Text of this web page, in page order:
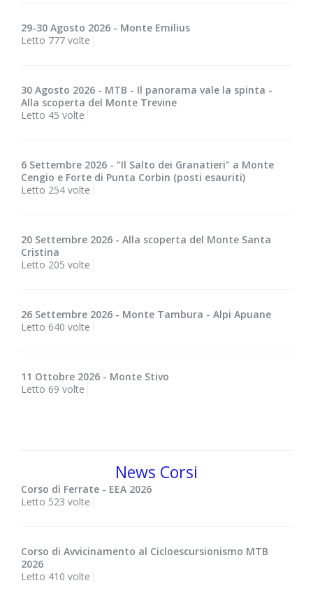
29-30 Agosto 2026 - Monte Emilius
Letto 777 volte
30 Agosto 2026 - MTB - Il panorama vale la spinta -
Alla scoperta del Monte Trevine
Letto 45 volte
6 Settembre 2026 - "Il Salto dei Granatieri" a Monte
Cengio e Forte di Punta Corbin (posti esauriti)
Letto 254 volte
20 Settembre 2026 - Alla scoperta del Monte Santa
Cristina
Letto 205 volte
26 Settembre 2026 - Monte Tambura - Alpi Apuane
Letto 640 volte
11 Ottobre 2026 - Monte Stivo
Letto 69 volte
News Corsi
Corso di Ferrate - EEA 2026
Letto 523 volte
Corso di Avvicinamento al Cicloescursionismo MTB
2026
Letto 410 volte